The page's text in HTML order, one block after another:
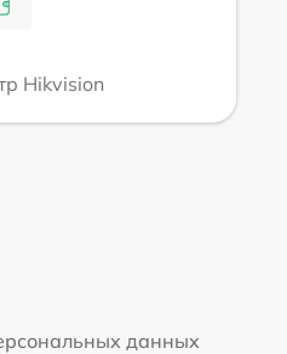
Hikvision
данных